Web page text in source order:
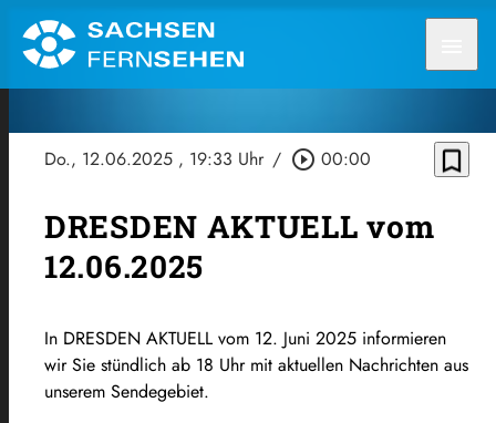
Do., 12.06.2025 , 19:33 Uhr / play_circle_outline 00:00 bookmark_border
DRESDEN AKTUELL vom
12.06.2025
In DRESDEN AKTUELL vom 12. Juni 2025 informieren
wir Sie stündlich ab 18 Uhr mit aktuellen Nachrichten aus
unserem Sendegebiet.